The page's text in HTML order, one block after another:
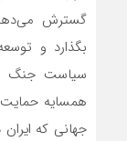
گسترش
بگذارد و
سیاست جنگ
همسایه
جهانی که